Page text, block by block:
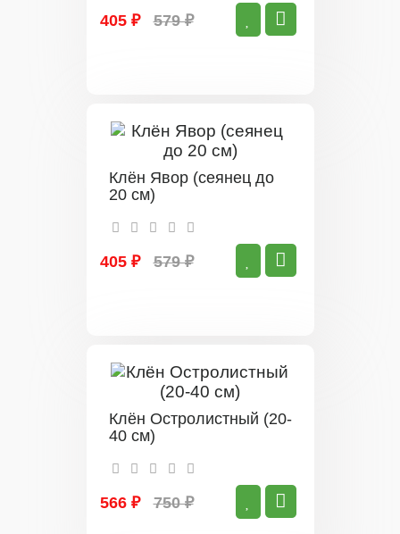
405 ₽ 579 ₽
Клён Явор (сеянец до
20 см)
405 ₽ 579 ₽
Клён Остролистный (20-
40 см)
566 ₽ 750 ₽